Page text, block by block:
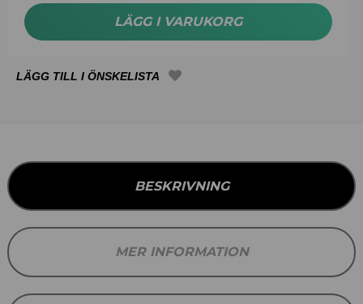
LÄGG I VARUKORG
BESKRIVNING
MER INFORMATION